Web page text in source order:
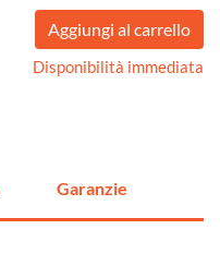
Disponibilità immediata
Garanzie